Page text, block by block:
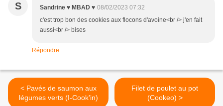
S Sandrine ♥ MBAD ♥ 08/02/2023 07:32
c'est trop bon des cookies aux flocons d'avoine<br /> j'en fait
aussi<br /> bises
Répondre
< Pavés de saumon aux
légumes verts (I-Cook'in)
Filet de poulet au pot
(Cookeo) >